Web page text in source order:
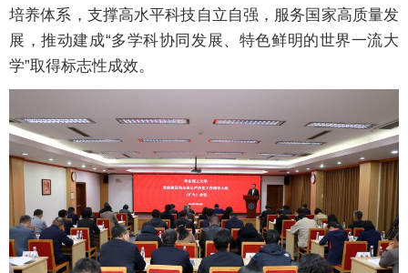
培养体系，支撑高水平科技自立自强，服务国家高质量发
展，推动建成“多学科协同发展、特色鲜明的世界一流大
学”取得标志性成效。